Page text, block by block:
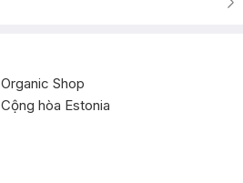
Organic Shop
Cộng hòa Estonia